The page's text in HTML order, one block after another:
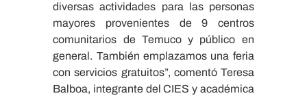
diversas actividades para las personas
mayores provenientes de 9 centros
comunitarios de Temuco y público en
general. También emplazamos una feria
con servicios gratuitos”, comentó Teresa
Balboa, integrante del CIES y académica